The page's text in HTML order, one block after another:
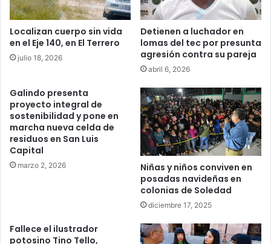
Localizan cuerpo sin vida
en el Eje 140, en El Terrero
julio 18, 2026
Detienen a luchador en
lomas del tec por presunta
agresión contra su pareja
abril 6, 2026
Galindo presenta
proyecto integral de
sostenibilidad y pone en
marcha nueva celda de
residuos en San Luis
Capital
marzo 2, 2026
Niñas y niños conviven en
posadas navideñas en
colonias de Soledad
diciembre 17, 2025
Fallece el ilustrador
potosino Tino Tello,